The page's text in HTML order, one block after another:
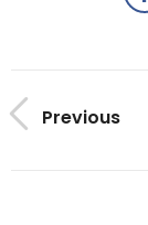
Previous